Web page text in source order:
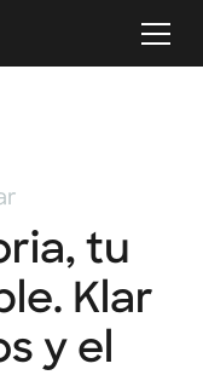
tu
Klar
y el